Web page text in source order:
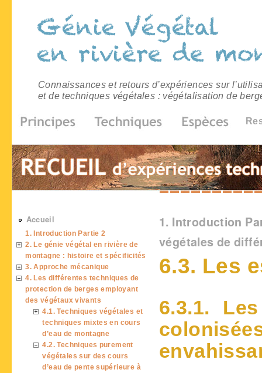
Connaissances et retours d’expériences sur
et de techniques végétales : végétalisation de
Vous êtes ici
1. Introduction
végétales de
6.3. Les
6.3.1.
Accueil
1. Introduction Partie 2
2. Le génie végétal en rivière de
montagne : histoire et spécificités
3. Approche mécanique
4. Les différentes techniques de
protection de berges employant
des végétaux vivants
4.1. Techniques végétales et
techniques mixtes en cours
d’eau de montagne
4.2. Techniques purement
végétales sur des cours
d’eau de pente supérieure à